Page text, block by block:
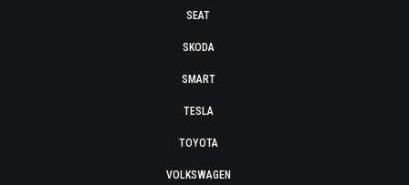
SEAT
SKODA
SMART
TESLA
TOYOTA
VOLKSWAGEN